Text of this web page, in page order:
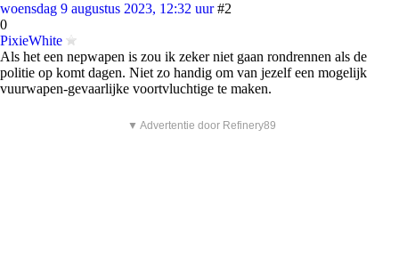
woensdag 9 augustus 2023, 12:32 uur #2
0
PixieWhite
Als het een nepwapen is zou ik zeker niet gaan rondrennen als de
politie op komt dagen. Niet zo handig om van jezelf een mogelijk
vuurwapen-gevaarlijke voortvluchtige te maken.
▼ Advertentie door Refinery89